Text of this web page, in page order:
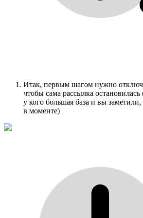
Итак, первым шагом нужно
чтобы сама рассылка остановилась
у кого большая база и вы
в моменте)